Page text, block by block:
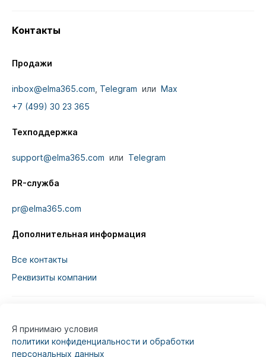
Контакты
Продажи
inbox@elma365.com, Telegram или
Max
+7 (499) 30 23 365
Техподдержка
support@elma365.com или Telegram
PR-служба
pr@elma365.com
Дополнительная информация
Все контакты
Реквизиты компании
Информация на сайте предназначена для
Я принимаю условия
политики конфиденциальности и обработки
персональных данных